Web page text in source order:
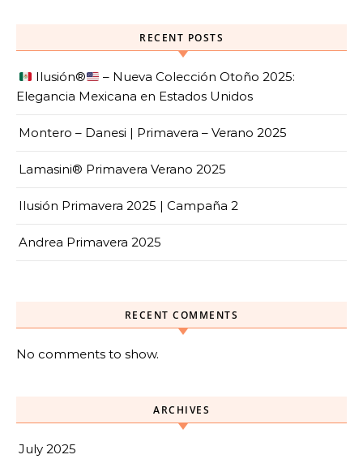
RECENT POSTS
Ilusión®️
– Nueva Colección Otoño 2025:
Elegancia Mexicana en Estados Unidos
Montero – Danesi | Primavera – Verano 2025
Lamasini® Primavera Verano 2025
Ilusión Primavera 2025 | Campaña 2
Andrea Primavera 2025
RECENT COMMENTS
No comments to show.
ARCHIVES
July 2025